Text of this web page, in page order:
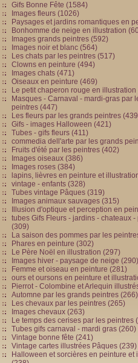
Gifs Bonne Fête (1584)
Images fleurs (1026)
Paysages et jardins romantiques en
Bonhomme de neige en illustration
Images grands peintres (592)
Images noir et blanc (564)
Les chats par les peintres (517)
Clowns en peinture (494)
Images chats (471)
Oiseaux en peinture (469)
Le petit chaperon rouge en illustration
Masques - Carnaval - mardi-gras par
peintres (447)
Les fleurs par les grands peintres
Gifs - images Halloween (421)
Tubes - gifs fleurs (411)
commedia dell'arte par les grands
Fruits d'été par les peintres (402)
Images oiseaux (386)
Images roses (384)
lapins, lièvres en peinture et
vintage - enfants (328)
Tubes vintage Pâques (319)
Images animaux sauvages (315)
Illusion d'optique et perception en
tubes Gifs Fleurs - jardins - chateaux -
(309)
La saison des pommes par les
Phares en peinture (302)
Le Père Noël en illustration (297)
Images hiver - paysage de neige (290)
Femme et oiseau en peinture (281)
ours et oursons en peinture et
Pierrot - Colombine et Arlequin
Automne par les grands peintres (266)
Les chevaux par les peintres (265)
Images chevaux (263)
Le temps des cerises par les peintres
Tubes gifs carnaval - mardi gras (260)
Vintage bonne fête (241)
Vintage cartes illustrées Pâques (239)
Halloween et sorcières en peinture et